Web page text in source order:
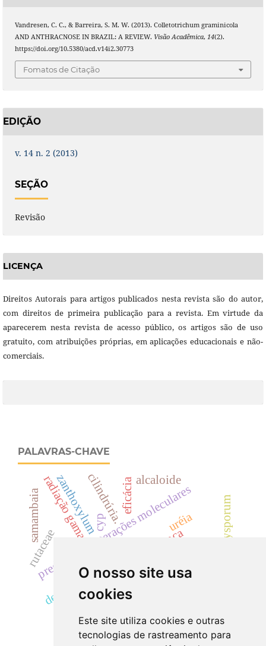
O nosso site usa
cookies
Este site utiliza cookies e outras
tecnologias de rastreamento para
Vandresen, C. C., & Barreira, S. M. W. (2013). Colletotrichum graminicola
AND ANTHRACNOSE IN BRAZIL: A REVIEW. Visão Acadêmica, 14(2).
https://doi.org/10.5380/acd.v14i2.30773
Fomatos de Citação
EDIÇÃO
v. 14 n. 2 (2013)
SEÇÃO
Revisão
LICENÇA
Direitos Autorais para artigos publicados nesta revista são do autor,
com direitos de primeira publicação para a revista. Em virtude da
aparecerem nesta revista de acesso público, os artigos são de uso
gratuito, com atribuições próprias, em aplicações educacionais e não-
comerciais.
PALAVRAS-CHAVE
predição de interações moleculares
creatininadicksoniaceae
cylindrocladium
fusarium oxysporum
acácias
cilindrúria. uréia
descontaminação
radiação gama
landrace
zanthoxylum
rutaceae
samambaia
segurança
eficácia alcaloide
cyp